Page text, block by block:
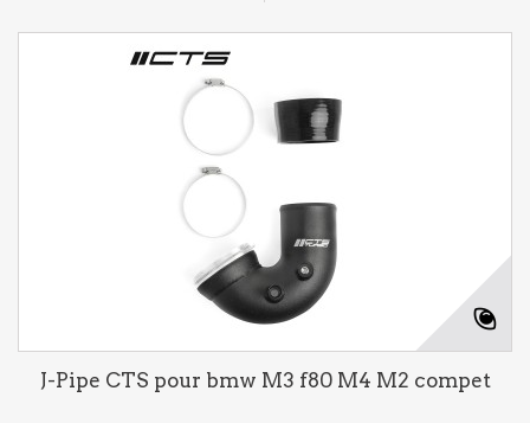
J-Pipe CTS pour bmw M3 f80 M4 M2 compet